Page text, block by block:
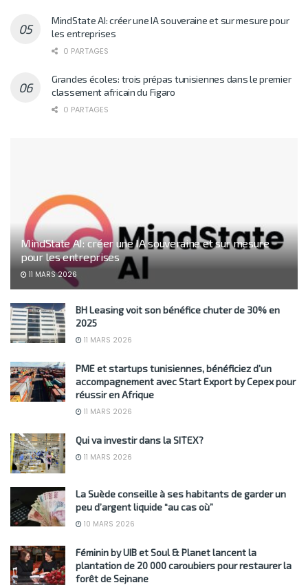
MindState AI: créer une IA souveraine et sur mesure pour
les entreprises
0 PARTAGES
Grandes écoles: trois prépas tunisiennes dans le premier
classement africain du Figaro
0 PARTAGES
MindState AI: créer une IA souveraine et sur mesure
pour les entreprises
11 MARS 2026
BH Leasing voit son bénéfice chuter de 30% en
2025
11 MARS 2026
PME et startups tunisiennes, bénéficiez d’un
accompagnement avec Start Export by Cepex pour
réussir en Afrique
11 MARS 2026
Qui va investir dans la SITEX?
11 MARS 2026
La Suède conseille à ses habitants de garder un
peu d’argent liquide “au cas où”
10 MARS 2026
Féminin by UIB et Soul & Planet lancent la
plantation de 20 000 caroubiers pour restaurer la
forêt de Sejnane